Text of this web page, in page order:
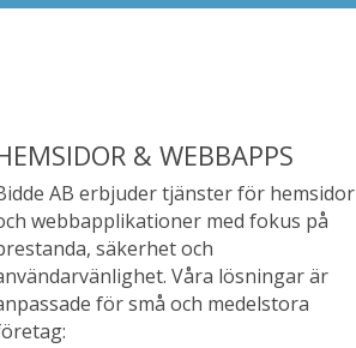
& WEBBAPPS
AB erbjuder tjänster för hemsidor
webbapplikationer med fokus på
säkerhet och
Våra lösningar är
för små och medelstora